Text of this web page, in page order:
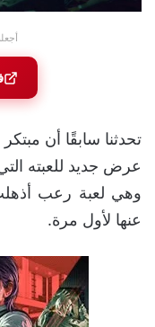
عرض جديد للعبته
وهي لعبة رعب أذهلت
عنها لأول مرة.